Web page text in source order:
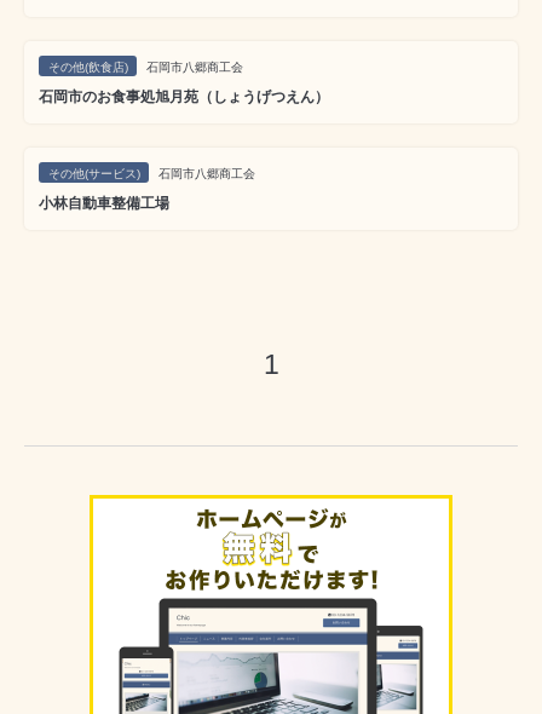
その他(飲食店) 石岡市八郷商工会
石岡市のお食事処旭月苑（しょうげつえん）
その他(サービス) 石岡市八郷商工会
小林自動車整備工場
1